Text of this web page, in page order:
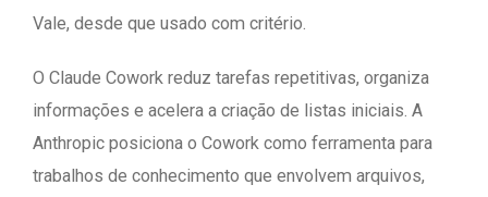
Vale, desde que usado com critério.
O Claude Cowork reduz tarefas repetitivas, organiza
informações e acelera a criação de listas iniciais. A
Anthropic posiciona o Cowork como ferramenta para
trabalhos de conhecimento que envolvem arquivos,